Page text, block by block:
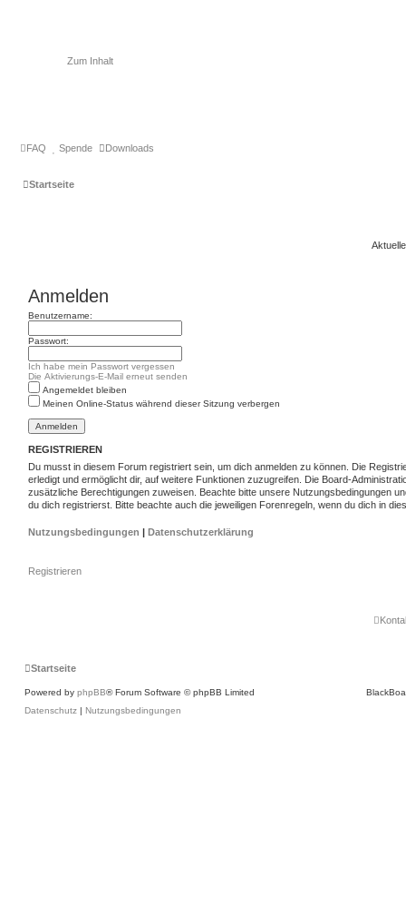
Zum Inhalt
FAQ Spende Downloads
Startseite
Anmelden
Benutzername:
Passwort:
Ich habe mein Passwort vergessen
Die Aktivierungs-E-Mail erneut senden
Angemeldet bleiben
Meinen Online-Status während dieser Sitzung verbergen
REGISTRIEREN
Du musst in diesem Forum registriert sein, um dich anmelden zu können. Die
erledigt und ermöglicht dir, auf weitere Funktionen zuzugreifen. Die Board-
zusätzliche Berechtigungen zuweisen. Beachte bitte unsere Nutzungsbedingungen
du dich registrierst. Bitte beachte auch die jeweiligen Forenregeln, wenn du dich in
Nutzungsbedingungen | Datenschutzerklärung
Registrieren
Startseite
Powered by phpBB® Forum Software © phpBB Limited
Datenschutz | Nutzungsbedingungen